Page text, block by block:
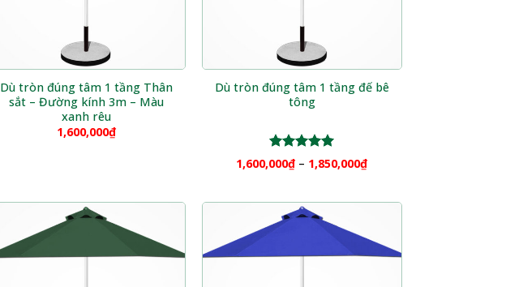
Dù tròn đúng tâm 1 tầng Thân
sắt – Đường kính 3m – Màu
xanh rêu
1,600,000₫
Dù tròn đúng tâm 1 tầng đế bê
tông
Được xếp
hạng
5.00
1,600,000₫ – 1,850,000₫